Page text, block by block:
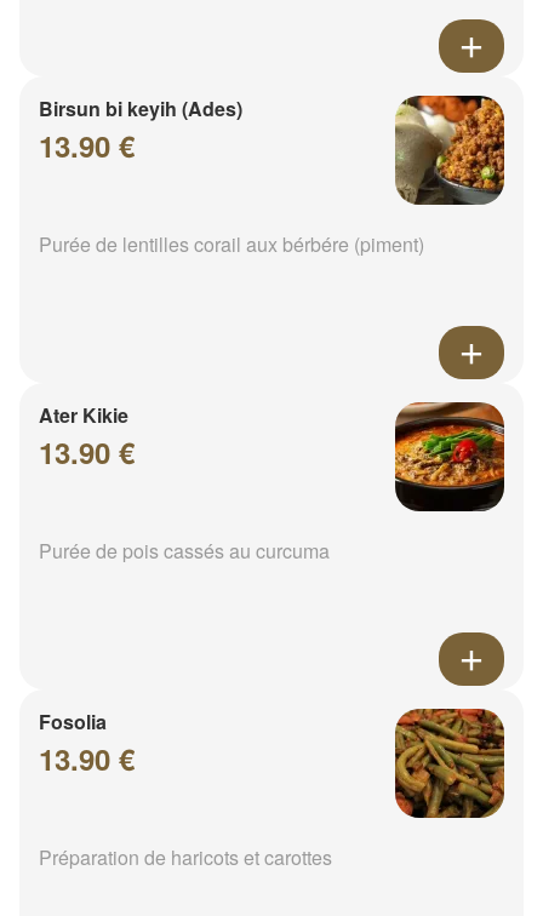
Birsun bi keyih (Ades)
13.90 €
Purée de lentilles corail aux bérbére (piment)
Ater Kikie
13.90 €
Purée de pois cassés au curcuma
Fosolia
13.90 €
Préparation de haricots et carottes